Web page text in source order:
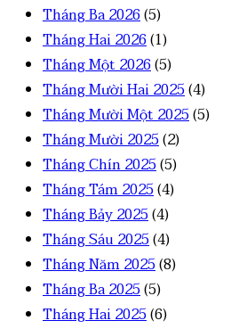
Tháng Ba 2026(5)
Tháng Hai 2026(1)
Tháng Một 2026(5)
Tháng Mười Hai 2025(4)
Tháng Mười Một 2025(5)
Tháng Mười 2025(2)
Tháng Chín 2025(5)
Tháng Tám 2025(4)
Tháng Bảy 2025(4)
Tháng Sáu 2025(4)
Tháng Năm 2025(8)
Tháng Ba 2025(5)
Tháng Hai 2025(6)